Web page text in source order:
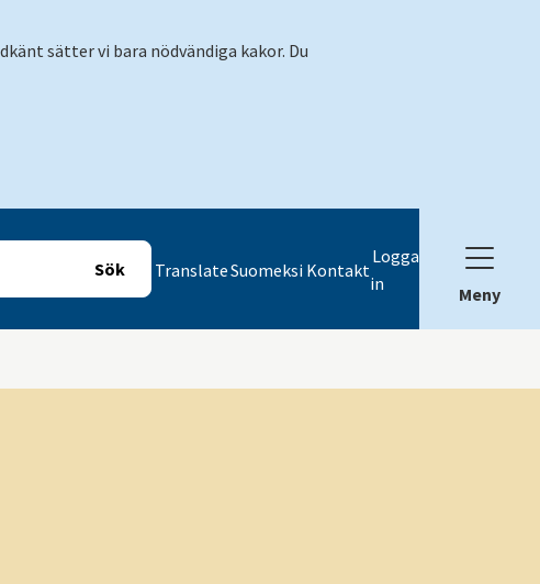
sätter vi bara nödvändiga kakor. Du
TranslateSuomeksi Kontakt
Logga
in
Meny